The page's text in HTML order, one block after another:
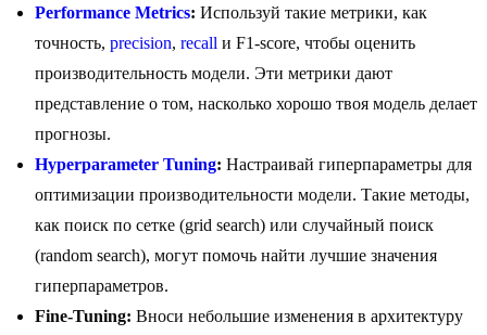
Performance Metrics: Используй такие метрики, как
точность, precision, recall и F1-score, чтобы оценить
производительность модели. Эти метрики дают
представление о том, насколько хорошо твоя модель делает
прогнозы.
Hyperparameter Tuning: Настраивай гиперпараметры для
оптимизации производительности модели. Такие методы,
как поиск по сетке (grid search) или случайный поиск
(random search), могут помочь найти лучшие значения
гиперпараметров.
Fine-Tuning: Вноси небольшие изменения в архитектуру